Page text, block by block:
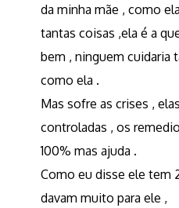
da minha mãe , como
tantas coisas ,ela é a
bem , ninguem cuidaria
como ela .
Mas sofre as crises ,
controladas , os
100% mas ajuda .
Como eu disse ele tem
davam muito para ele ,